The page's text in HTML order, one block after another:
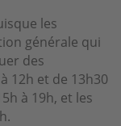
les
générale qui
des
12h et de 13h30
à 19h, et les